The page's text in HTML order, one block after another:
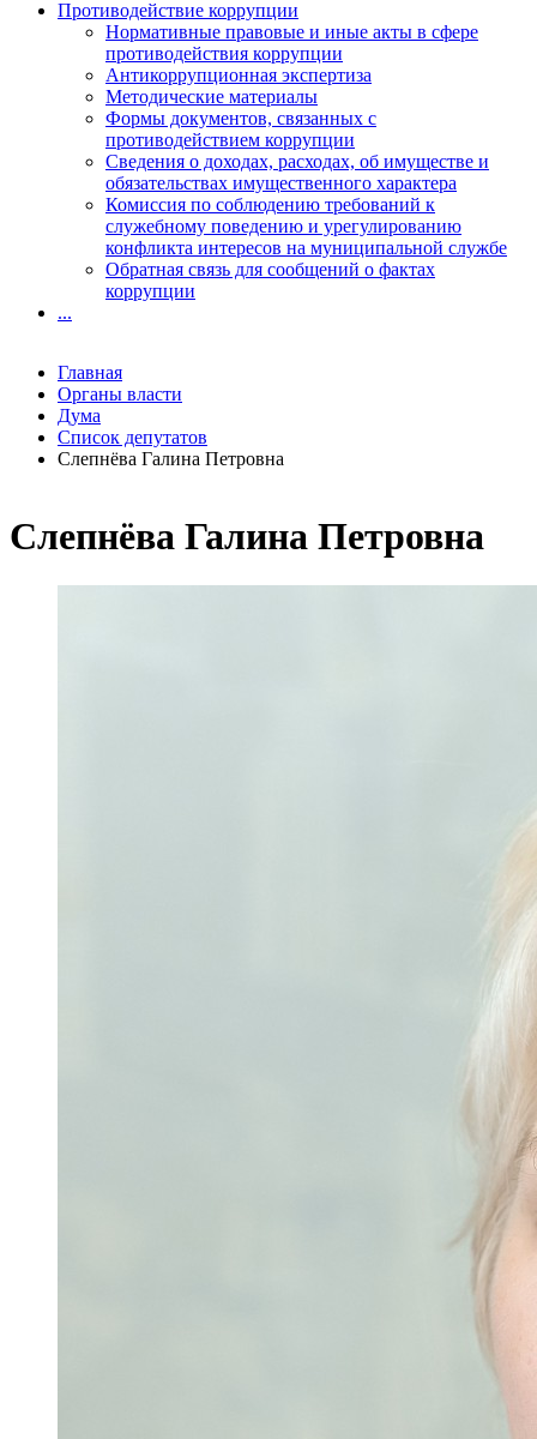
Слепнёва Галина Петровна
Противодействие коррупции
Нормативные правовые и иные акты в сфере
противодействия коррупции
Антикоррупционная экспертиза
Методические материалы
Формы документов, связанных с
противодействием коррупции
Сведения о доходах, расходах, об имуществе и
обязательствах имущественного характера
Комиссия по соблюдению требований к
служебному поведению и урегулированию
конфликта интересов на муниципальной службе
Обратная связь для сообщений о фактах
коррупции
...
Главная
Органы власти
Дума
Список депутатов
Слепнёва Галина Петровна